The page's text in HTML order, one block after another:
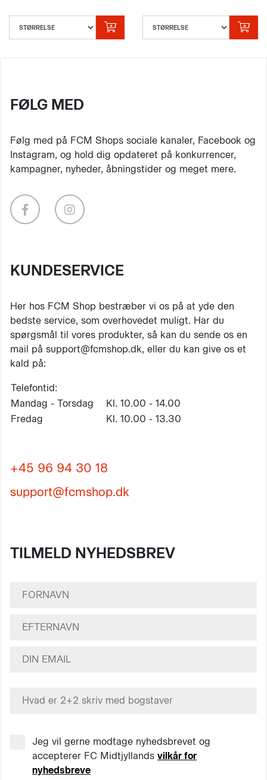
FØLG MED
Følg med på FCM Shops sociale kanaler, Facebook og
Instagram, og hold dig opdateret på konkurrencer,
kampagner, nyheder, åbningstider og meget mere.
KUNDESERVICE
Her hos FCM Shop bestræber vi os på at yde den
bedste service, som overhovedet muligt. Har du
spørgsmål til vores produkter, så kan du sende os en
mail på support@fcmshop.dk, eller du kan give os et
kald på:
Telefontid:
Mandag - Torsdag
Kl. 10.00 - 14.00
Fredag
Kl. 10.00 - 13.30
+45 96 94 30 18
support@fcmshop.dk
TILMELD NYHEDSBREV
Jeg vil gerne modtage nyhedsbrevet og
accepterer FC Midtjyllands vilkår for
nyhedsbreve